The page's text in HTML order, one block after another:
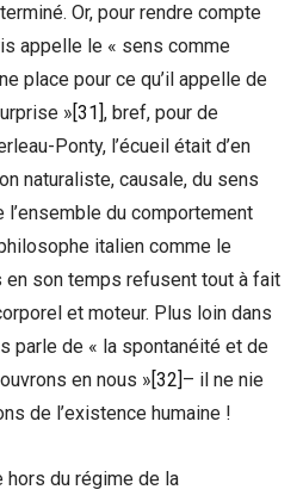
Or, pour rendre compte
appelle le « sens comme
place pour ce qu’il appelle de
» [31] , bref, pour de
Ponty, l’écueil était d’en
naturaliste, causale, du sens
l’ensemble du comportement
italien comme le
en son temps refusent tout à fait
et moteur. Plus loin dans
parle de « la spontanéité et de
en nous » [32] – il ne nie
de l’existence humaine !
hors du régime de la